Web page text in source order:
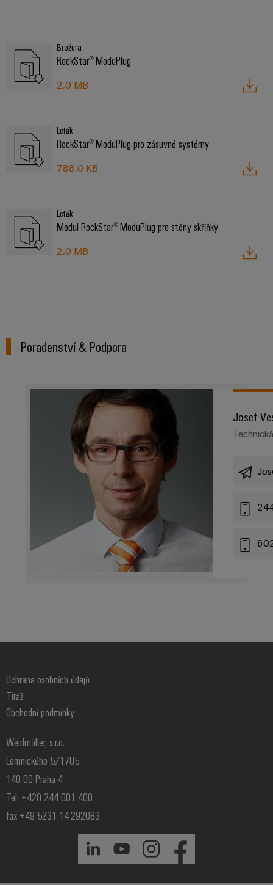
Brožura
RockStar® ModuPlug
2,0 MB
Leták
RockStar® ModuPlug pro zásuvné systémy
788,0 KB
Leták
Modul RockStar® ModuPlug pro stěny skříňky
2,0 MB
Poradenství & Podpora
Josef
Ochrana osobních údajů
Tiráž
Obchodní podmínky
Weidmüller, s.r.o.
Lomnického 5/1705
140 00 Praha 4
Tel: +420 244 001 400
fax +49 5231 14-292083